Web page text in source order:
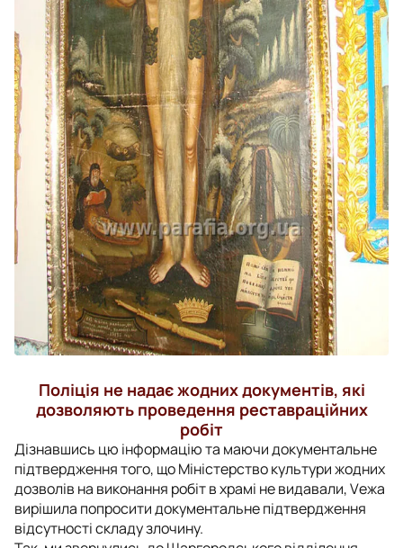
Поліція не надає жодних документів, які
дозволяють проведення реставраційних
робіт
Дізнавшись цю інформацію та маючи документальне
підтвердження того, що Міністерство культури жодних
дозволів на виконання робіт в храмі не видавали, Vежа
вирішила попросити документальне підтвердження
відсутності складу злочину.